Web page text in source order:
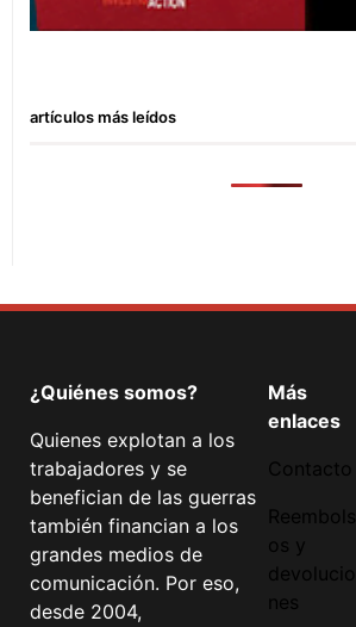
artículos más leídos
¿Quiénes somos?
Quienes explotan a los
trabajadores y se
benefician de las guerras
también financian a los
grandes medios de
comunicación. Por eso,
desde 2004,
Más
enlaces
Contacto
Reembols
os y
devolucio
nes